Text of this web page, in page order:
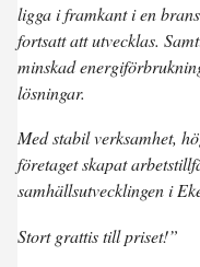
ligga i framkant i en
fortsatt att utvecklas.
minskad
lösningar.
Med stabil verksamhet,
företaget skapat
samhällsutvecklingen i
Stort grattis till priset!”